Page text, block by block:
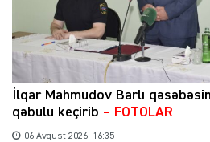
İlqar Mahmudov Barlı
qəbulu keçirib – FOTOLAR
06 Avqust 2026, 16:35